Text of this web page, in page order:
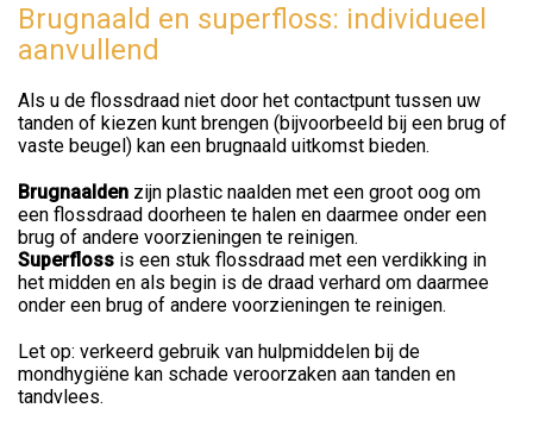
Brugnaald en superfloss: individueel
aanvullend
Als u de flossdraad niet door het contactpunt tussen uw
tanden of kiezen kunt brengen (bijvoorbeeld bij een brug of
vaste beugel) kan een brugnaald uitkomst bieden.
Brugnaalden zijn plastic naalden met een groot oog om
een flossdraad doorheen te halen en daarmee onder een
brug of andere voorzieningen te reinigen.
Superfloss is een stuk flossdraad met een verdikking in
het midden en als begin is de draad verhard om daarmee
onder een brug of andere voorzieningen te reinigen.
Let op: verkeerd gebruik van hulpmiddelen bij de
mondhygiëne kan schade veroorzaken aan tanden en
tandvlees.